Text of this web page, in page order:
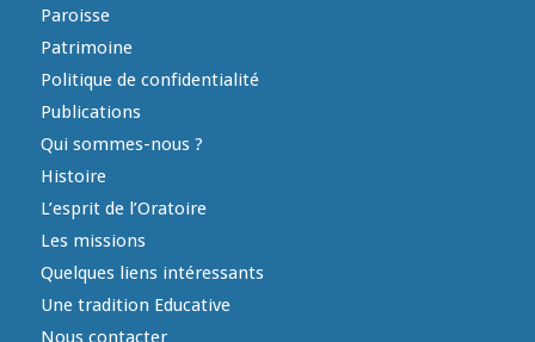
Paroisse
Patrimoine
Politique de confidentialité
Publications
Qui sommes-nous ?
Histoire
L’esprit de l’Oratoire
Les missions
Quelques liens intéressants
Une tradition Educative
Nous contacter